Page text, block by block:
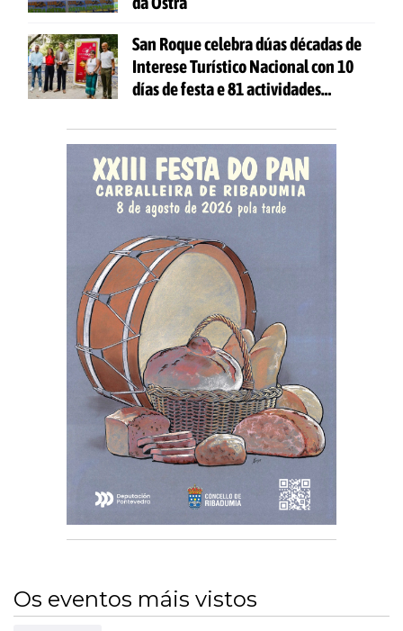
San Roque celebra dúas décadas de
Interese Turístico Nacional con 10
días de festa e 81 actividades
Os eventos máis vistos